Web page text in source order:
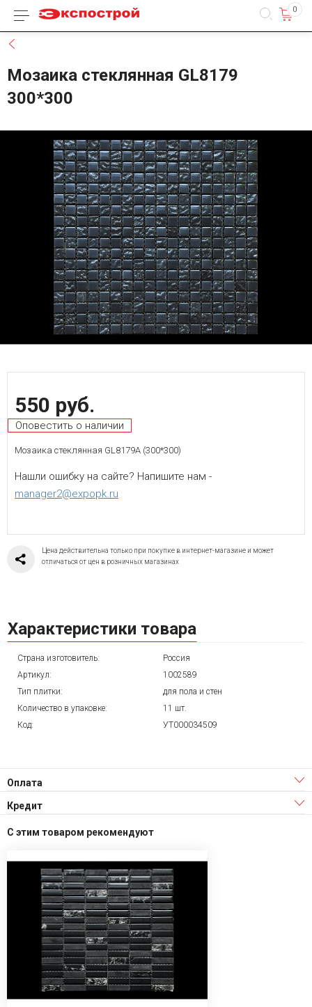
Каталог товаров 0
Мозаика стеклянная GL8179
300*300
550 руб.
Оповестить о наличии
Мозаика стеклянная GL8179A (300*300)
Нашли ошибку на сайте? Напишите нам -
manager2@expopk.ru
Цена действительна только при покупке в интернет-магазине и может
отличаться от цен в розничных магазинах
Характеристики товара
Страна изготовитель:
Россия
Артикул:
1002589
Тип плитки:
для пола и стен
Количество в упаковке:
11 шт.
Код:
УТ000034509
Оплата
Кредит
С этим товаром рекомендуют